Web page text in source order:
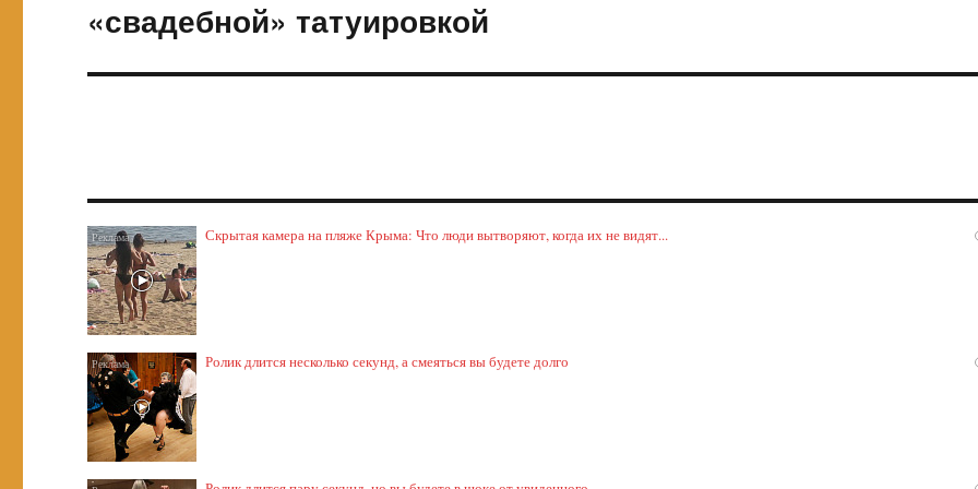
«свадебной» татуировкой
Скрытая камера на пляже Крыма: Что люди вытворяют, когда их не видят...
Ролик длится несколько секунд, а смеяться вы будете долго